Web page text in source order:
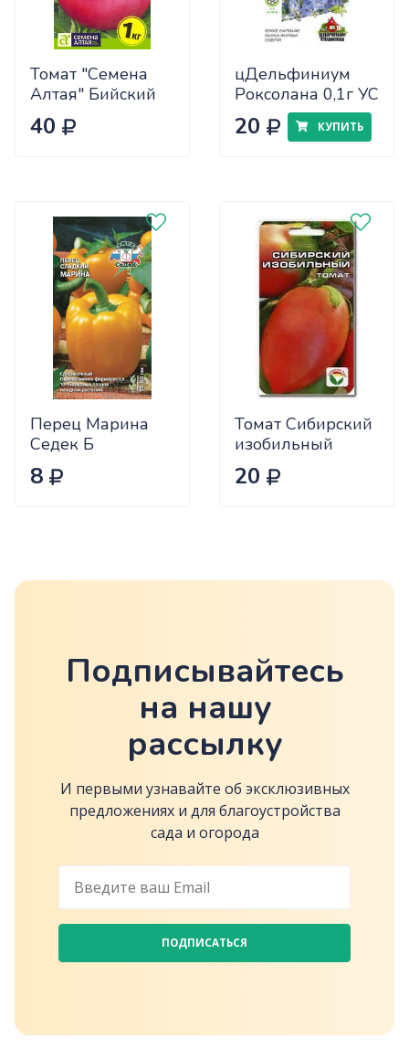
Томат "Семена
Алтая" Бийский
Розан 0,05
40
цДельфиниум
Роксолана 0,1г УС
20 КУПИТЬ
Перец Марина
Седек Б
8
Томат Сибирский
изобильный
Сиб.сад Ц
20
Подписывайтесь
на нашу
рассылку
И первыми узнавайте об эксклюзивных
предложениях и для благоустройства
сада и огорода
ПОДПИСАТЬСЯ